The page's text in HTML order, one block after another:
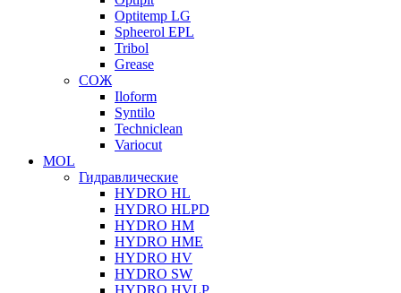
Optitemp LG
Spheerol EPL
Tribol
Grease
СОЖ
Iloform
Syntilo
Techniclean
Variocut
MOL
Гидравлические
HYDRO HL
HYDRO HLPD
HYDRO HM
HYDRO HME
HYDRO HV
HYDRO SW
HYDRO HVLP